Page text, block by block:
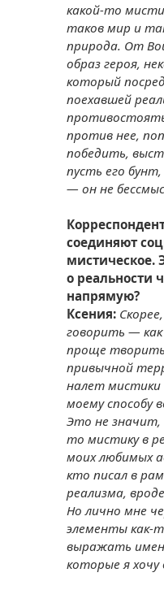
какой-то
таков мир и
природа. От
образ героя,
который
поехавшей
против нее,
победить,
пусть его
— он не
соединяют
мистическое.
о реальности
напрямую?
Ксения:
говорить —
проще творить
привычной
налет
моему способу
Это не значит,
то мистику в
моих любимых
кто писал в
реализма,
Но лично мне
элементы как-
выражать
которые я